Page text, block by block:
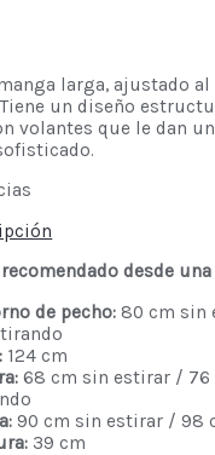
larga, ajustado al
un diseño
volantes que le dan
desde
de pecho: 80 cm sin
124 cm
68 cm sin estirar / 76
90 cm sin estirar / 98
39 cm